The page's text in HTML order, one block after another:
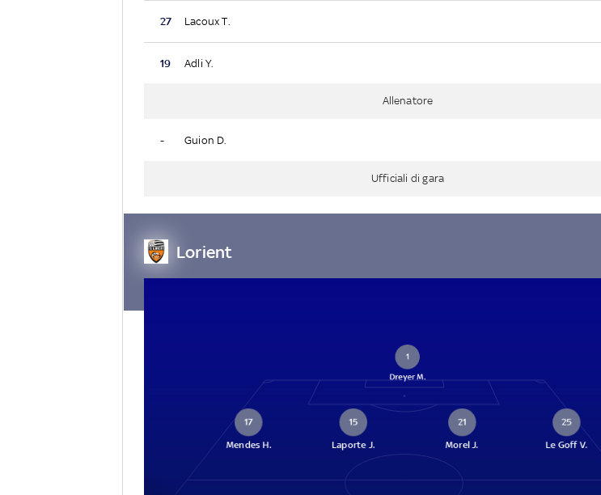
27 Lacoux T.
19 Adli Y.
Allenatore
- Guion D.
Ufficiali di gara
Lorient
1
Dreyer M.
17
Mendes H.
15
Laporte J.
21
Morel J.
25
Le Goff V.